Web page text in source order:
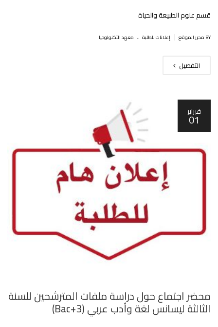
قسم علوم الطبيعة والحياة
BY محرر الموقع إعلانات للطلبة . معهد التكنولوجيا
التفصيل
فبراير
01
محضر اجتماع حول دراسة ملفات المترشحين للسنة
الثالثة ليسانس لغة وأدب عربي (Bac+3)